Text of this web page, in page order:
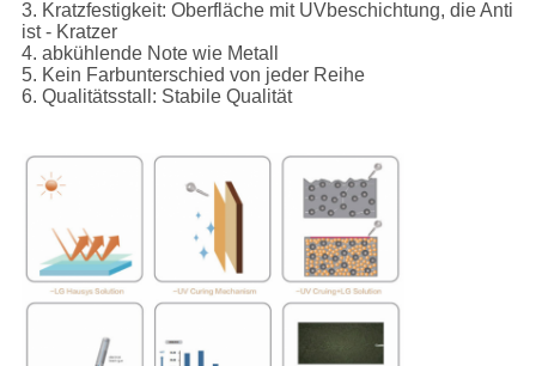
3. Kratzfestigkeit: Oberfläche mit UVbeschichtung, die Anti
ist - Kratzer
4. abkühlende Note wie Metall
5. Kein Farbunterschied von jeder Reihe
6. Qualitätsstall: Stabile Qualität